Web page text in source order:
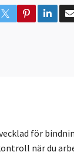
för
när du